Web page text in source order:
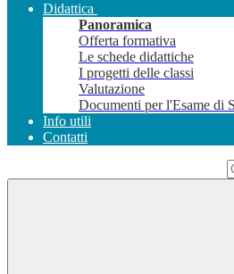
Didattica
Panoramica
Offerta formativa
Le schede didattiche
I progetti delle classi
Valutazione
Documenti per l'Esame di
Info utili
Contatti